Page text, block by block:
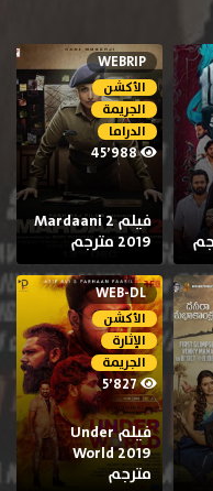
WEBRIP
الأكشن
الجريمة
الدراما
45٬988
فيلم Mardaani 2
2019 مترجم
WEB-DL
الأكشن
الإثارة
الجريمة
5٬827
فيلم Under
World 2019
مترجم